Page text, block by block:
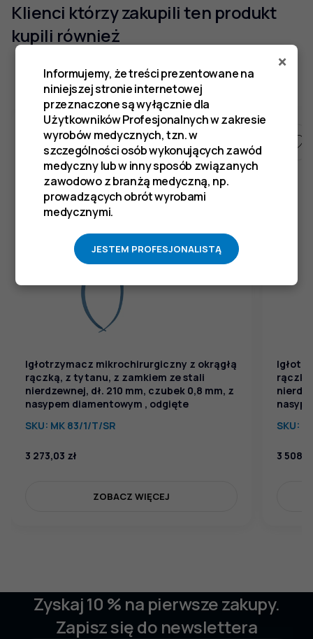
Klienci którzy zakupili ten produkt
kupili również
Igłotrzymacz mikrochirurgiczny z okrągłą
rączką, z tytanu, z zamkiem ze stali
nierdzewnej, dł. 210 mm, czubek 0,8 mm, z
nasypem diamentowym , odgięte
SKU: MK 83/1/T/SR
3 273,03 zł
ZOBACZ WIĘCEJ
SKU:
3
Zyskaj 10 % na pierwsze zakupy.
Zapisz się do newslettera
×
Informujemy, że treści prezentowane na
niniejszej stronie internetowej
przeznaczone są wyłącznie dla
Użytkowników Profesjonalnych w zakresie
wyrobów medycznych, tzn. w
szczególności osób wykonujących zawód
medyczny lub w inny sposób związanych
zawodowo z branżą medyczną, np.
prowadzących obrót wyrobami
medycznymi.
JESTEM PROFESJONALISTĄ